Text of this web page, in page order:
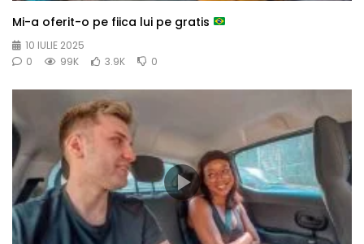
Mi-a oferit-o pe fiica lui pe gratis
10 IULIE 2025
0
99K 3.9K 0